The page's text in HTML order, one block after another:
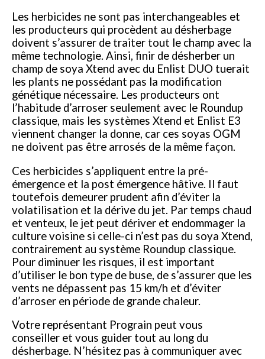
Les herbicides ne sont pas interchangeables et
les producteurs qui procèdent au désherbage
doivent s’assurer de traiter tout le champ avec la
même technologie. Ainsi, finir de désherber un
champ de soya Xtend avec du Enlist DUO tuerait
les plants ne possédant pas la modification
génétique nécessaire. Les producteurs ont
l’habitude d’arroser seulement avec le Roundup
classique, mais les systèmes Xtend et Enlist E3
viennent changer la donne, car ces soyas OGM
ne doivent pas être arrosés de la même façon.
Ces herbicides s’appliquent entre la pré-
émergence et la post émergence hâtive. Il faut
toutefois demeurer prudent afin d’éviter la
volatilisation et la dérive du jet. Par temps chaud
et venteux, le jet peut dériver et endommager la
culture voisine si celle-ci n’est pas du soya Xtend,
contrairement au système Roundup classique.
Pour diminuer les risques, il est important
d’utiliser le bon type de buse, de s’assurer que les
vents ne dépassent pas 15 km/h et d’éviter
d’arroser en période de grande chaleur.
Votre représentant Prograin peut vous
conseiller et vous guider tout au long du
désherbage. N’hésitez pas à communiquer avec